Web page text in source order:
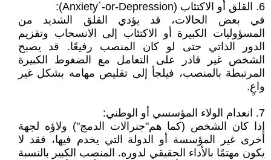
6. القلق أو الاكتئاب (Anxiety´-or-Depression):
في بعض الحالات، قد يؤدي القلق الشديد من
المسؤوليات الكبيرة أو الاكتئاب إلى الانسحاب وتقزيم
الدور الذاتي حتى لو كان المنصب رفيعًا. قد يصبح
الشخص غير قادر على التعامل مع الضغوط الكبيرة
المرتبطة بالمنصب، فيلجأ إلى تقليص مهامه بشكل غير
واعٍ.
7. انعدام الولاء المؤسسي أو الوطني:
إذا كان الشخص (كما هم"جنرالات الدمج") ولاؤه لجهة
أخرى غير المؤسسة أو الدولة التي يخدم فيها، فقد لا
يكون مهتمًا بالأداء الحقيقي لدوره. المنصب الكبير بالنسبة